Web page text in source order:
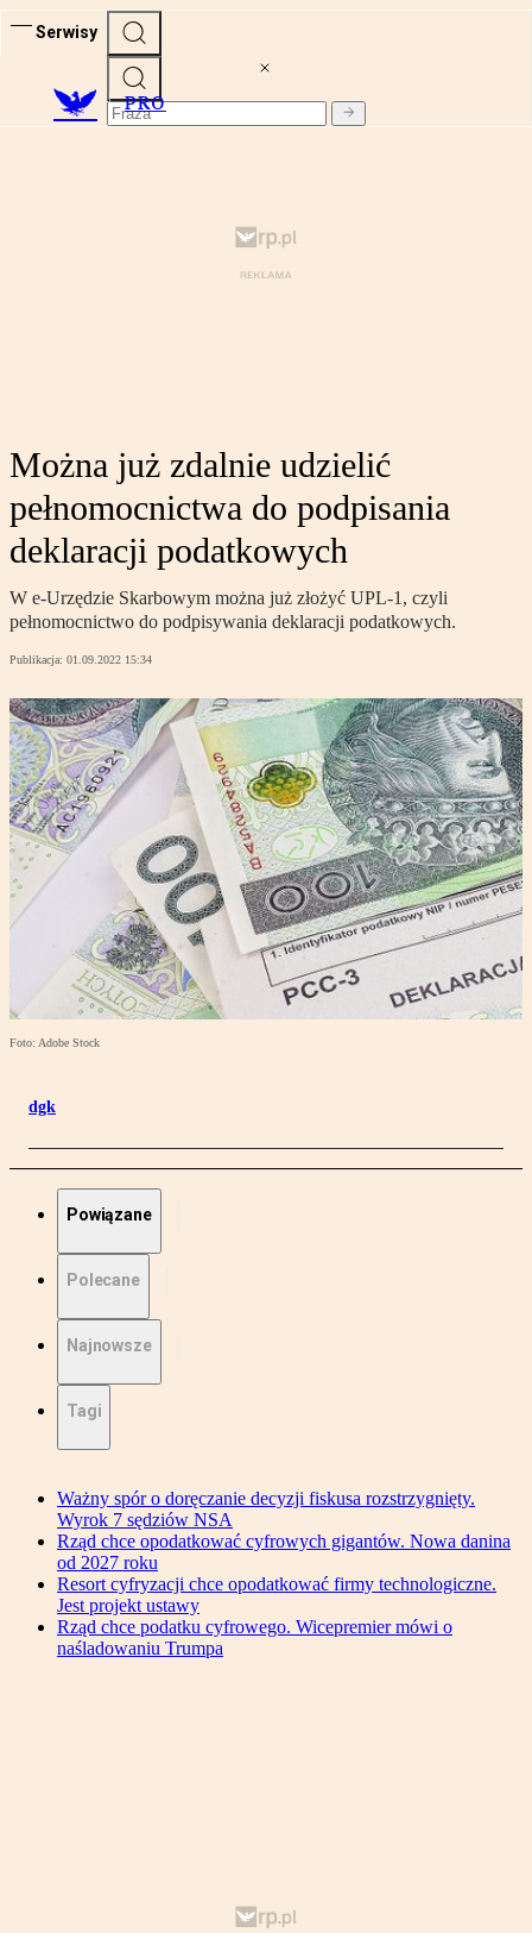
Serwisy
PRO
Można już zdalnie udzielić
pełnomocnictwa do podpisania
deklaracji podatkowych
W e-Urzędzie Skarbowym można już złożyć UPL-1, czyli
pełnomocnictwo do podpisywania deklaracji podatkowych.
Publikacja: 01.09.2022 15:34
Foto: Adobe Stock
dgk
Powiązane
Polecane
Najnowsze
Tagi
Ważny spór o doręczanie decyzji fiskusa rozstrzygnięty.
Wyrok 7 sędziów NSA
Rząd chce opodatkować cyfrowych gigantów. Nowa danina
od 2027 roku
Resort cyfryzacji chce opodatkować firmy technologiczne.
Jest projekt ustawy
Rząd chce podatku cyfrowego. Wicepremier mówi o
naśladowaniu Trumpa